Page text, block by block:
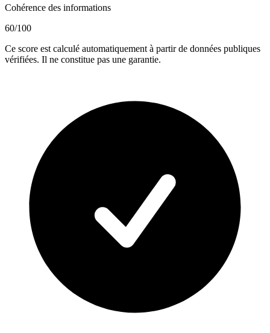
Cohérence des informations
60/100
Ce score est calculé automatiquement à partir de données publiques
vérifiées. Il ne constitue pas une garantie.